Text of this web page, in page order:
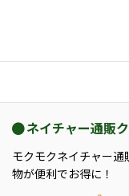
ネイチャー通販
モクモクネイチャー
物が便利でお得に！